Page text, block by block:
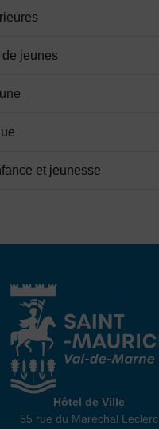
de jeunes
et jeunesse
Hôtel de Ville
Hôtel de Ville
55 rue du Maréchal Leclerc